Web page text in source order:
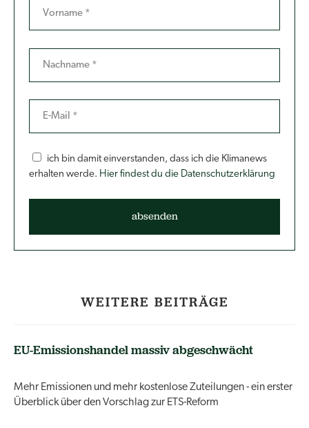
ich bin damit einverstanden, dass ich die Klimanews
erhalten werde. Hier findest du die Datenschutzerklärung
WEITERE BEITRÄGE
EU-Emissionshandel massiv abgeschwächt
Mehr Emissionen und mehr kostenlose Zuteilungen - ein erster
Überblick über den Vorschlag zur ETS-Reform